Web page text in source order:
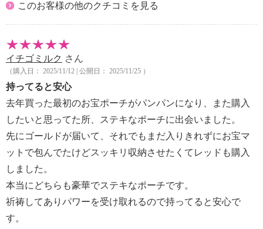
このお客様の他のクチコミを見る
イチゴミルク さん
（購入日： 2025/11/12 | 公開日： 2025/11/25 ）
持ってると安心
去年買った最初のお宝ポーチがパンパンになり、また購入
したいと思ってた所、ステキなポーチに出会いました。
先にゴールドが届いて、それでもまだ入りきれずにお宝マ
ットで包んでたけどスッキリ収納させたくてレッドも購入
しました。
本当にどちらも豪華でステキなポーチです。
祈祷してありパワーを受け取れるので持ってると安心で
す。